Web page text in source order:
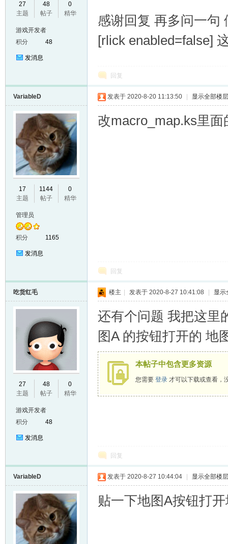
27
主题
48
帖子
0
精华
游戏开发者
积分
48
发消息
感谢回复 再多问一句
[rlick enabled=false]
回复
VariableD
17
主题
1144
帖子
0
精华
管理员
积分 1165
发消息
发表于 2020-8-20 11:13:50 显示全部楼层
改macro_map.ks里面
回复
吃货红毛
27
主题
48
帖子
0
精华
游戏开发者
积分
48
发消息
楼主 发表于 2020-8-27 10:41:08 显示
还有个问题 我把这里
图A 的按钮打开的 地
本帖子中包含更多资源
您需要 登录才可以下载或查看，
回复
VariableD 发表于 2020-8-27 10:44:04 显示全部楼层
贴一下地图A按钮打